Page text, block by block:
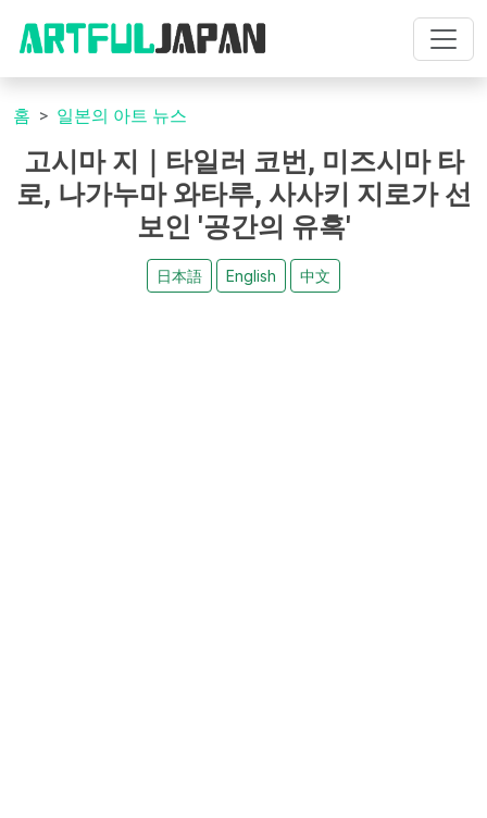
홈 일본의 아트 뉴스
고시마 지｜타일러 코번, 미즈시마 타
로, 나가누마 와타루, 사사키 지로가 선
보인 '공간의 유혹'
日本語 English 中文